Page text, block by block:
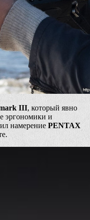
III, который явно
эргономики и
намерение PENTAX